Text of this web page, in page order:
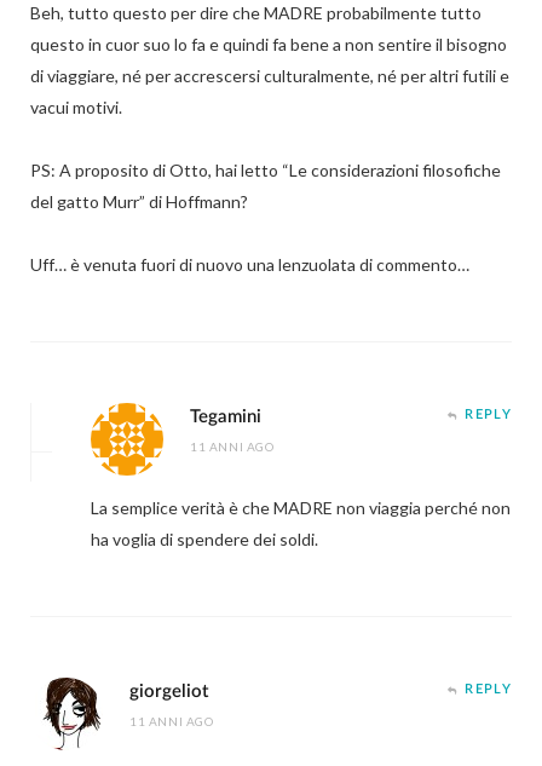
Beh, tutto questo per dire che MADRE probabilmente tutto
questo in cuor suo lo fa e quindi fa bene a non sentire il bisogno
di viaggiare, né per accrescersi culturalmente, né per altri futili e
vacui motivi.
PS: A proposito di Otto, hai letto “Le considerazioni filosofiche
del gatto Murr” di Hoffmann?
Uff… è venuta fuori di nuovo una lenzuolata di commento…
Tegamini
11 ANNI AGO
REPLY
La semplice verità è che MADRE non viaggia perché non
ha voglia di spendere dei soldi.
giorgeliot
11 ANNI AGO
REPLY